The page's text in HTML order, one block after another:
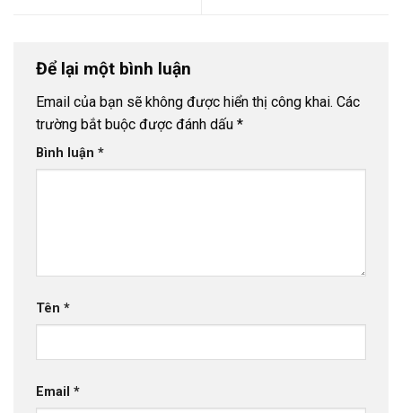
Để lại một bình luận
Email của bạn sẽ không được hiển thị công khai. Các
trường bắt buộc được đánh dấu *
Bình luận *
Tên *
Email *